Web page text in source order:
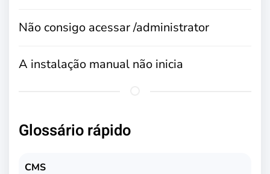
Não consigo acessar /administrator
A instalação manual não inicia
Glossário rápido
CMS